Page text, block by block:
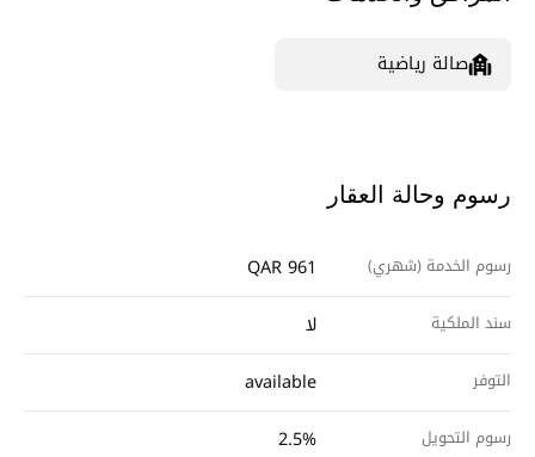
صالة رياضية
رسوم وحالة العقار
رسوم الخدمة (شهري) QAR 961
سند الملكية لا
التوفر available
رسوم التحويل 2.5%